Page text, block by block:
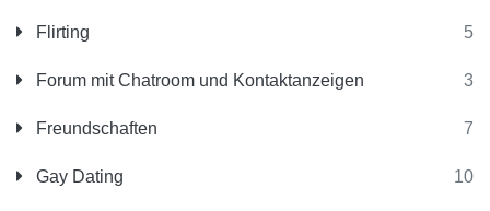
Flirting 5
Forum mit Chatroom und Kontaktanzeigen 3
Freundschaften 7
Gay Dating 10